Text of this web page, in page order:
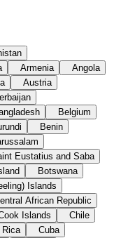
Armenia
Angola
Austria
Belgium
Benin
Eustatius and Saba
Botswana
Islands
African Republic
Islands
Chile
Rica
Cuba